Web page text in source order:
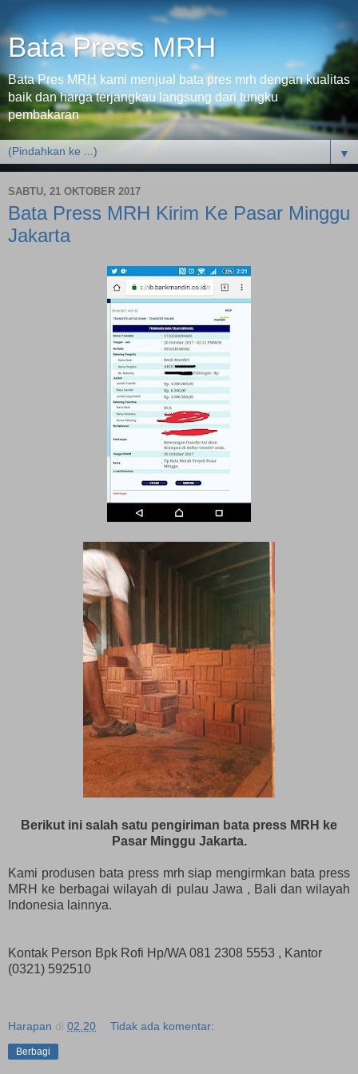
Bata Press MRH
Bata Pres MRH kami menjual bata pres mrh dengan kualitas
baik dan harga terjangkau langsung dari tungku
pembakaran
▼
SABTU, 21 OKTOBER 2017
Bata Press MRH Kirim Ke Pasar Minggu
Jakarta
Berikut ini salah satu pengiriman bata press MRH ke
Pasar Minggu Jakarta.
Kami produsen bata press mrh siap mengirmkan bata press
MRH ke berbagai wilayah di pulau Jawa , Bali dan wilayah
Indonesia lainnya.
Kontak Person Bpk Rofi Hp/WA 081 2308 5553 , Kantor
(0321) 592510
Harapan di 02.20 Tidak ada komentar:
Berbagi